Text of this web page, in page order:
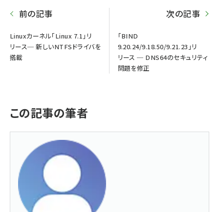
前の記事
Linuxカーネル「Linux 7.1」リ
リース─ 新しいNTFSドライバを
搭載
次の記事
「BIND
9.20.24/9.18.50/9.21.23」リ
リース ─ DNS64のセキュリティ
問題を修正
この記事の筆者